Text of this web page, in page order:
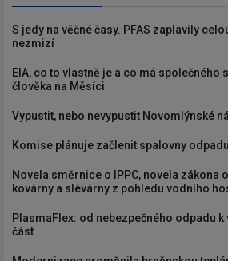
S jedy na věčné časy. PFAS zaplavily
nezmizí
EIA, co to vlastně je a co má společného
člověka na Měsíci
Vypustit, nebo nevypustit Novomlýnské
Komise plánuje začlenit spalovny odpadu
Novela směrnice o IPPC, novela zákona o
kovárny a slévárny z pohledu vodního
PlasmaFlex: od nebezpečného odpadu k
část